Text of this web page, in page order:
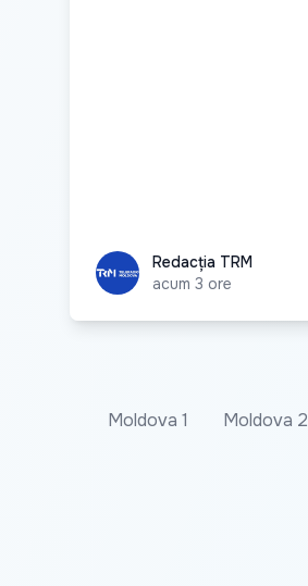
Redacția TRM
Redacția TRM
acum 3 ore
Moldova 1 Moldova 2